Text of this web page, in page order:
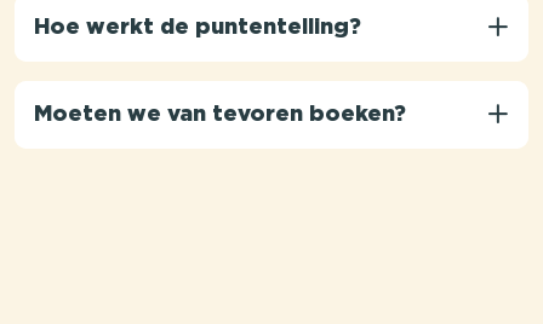
Hoe werkt de puntentelling?
Moeten we van tevoren boeken?